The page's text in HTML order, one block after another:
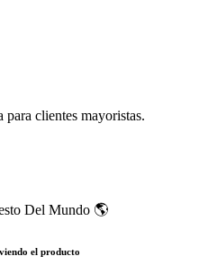
clientes mayoristas.
Del Mundo 🌎
el producto